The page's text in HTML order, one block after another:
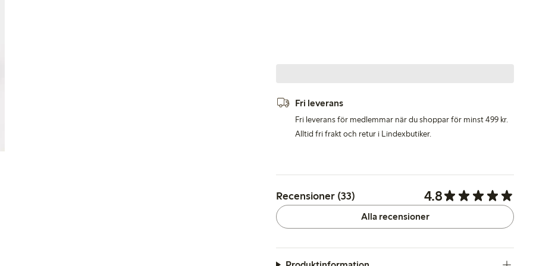
Fri leverans
Fri leverans för medlemmar när du shoppar för minst 499 kr.
Alltid fri frakt och retur i Lindexbutiker.
Recensioner (33) 4.8
Alla recensioner